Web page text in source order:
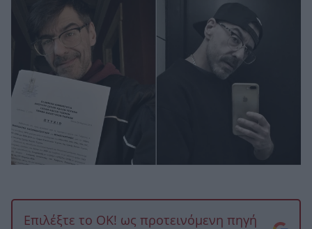
Επιλέξτε το OK! ως προτεινόμενη πηγή